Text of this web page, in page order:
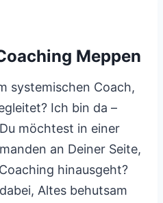
Meppen
systemischen Coach,
Ich bin da –
möchtest in einer
an Deiner Seite,
hinausgeht?
Altes behutsam